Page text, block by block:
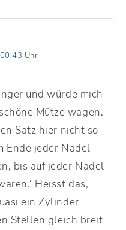
Uhr
und würde mich
Mütze wagen.
Satz hier nicht so
Ende jeder Nadel
bis auf jeder Nadel
Heisst das,
ein Zylinder
Stellen gleich breit